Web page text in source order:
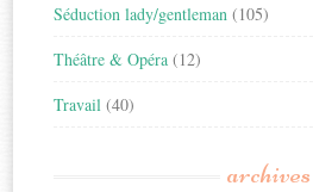
Séduction lady/gentleman (105)
Théâtre & Opéra (12)
Travail (40)
archives